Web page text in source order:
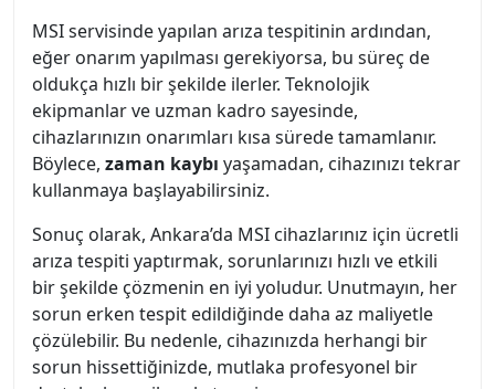
MSI servisinde yapılan arıza tespitinin ardından,
eğer onarım yapılması gerekiyorsa, bu süreç de
oldukça hızlı bir şekilde ilerler. Teknolojik
ekipmanlar ve uzman kadro sayesinde,
cihazlarınızın onarımları kısa sürede tamamlanır.
Böylece, zaman kaybı yaşamadan, cihazınızı tekrar
kullanmaya başlayabilirsiniz.
Sonuç olarak, Ankara’da MSI cihazlarınız için ücretli
arıza tespiti yaptırmak, sorunlarınızı hızlı ve etkili
bir şekilde çözmenin en iyi yoludur. Unutmayın, her
sorun erken tespit edildiğinde daha az maliyetle
çözülebilir. Bu nedenle, cihazınızda herhangi bir
sorun hissettiğinizde, mutlaka profesyonel bir